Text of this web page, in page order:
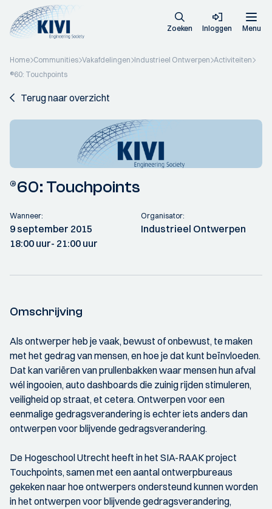
Zoeken Inloggen Menu
Home Communities Vakafdelingen Industrieel Ontwerpen Activiteiten
®60: Touchpoints
Terug naar overzicht
®60: Touchpoints
Wanneer:
9 september 2015
18:00 uur- 21:00 uur
Organisator:
Industrieel Ontwerpen
Omschrijving
Als ontwerper heb je vaak, bewust of onbewust, te maken
met het gedrag van mensen, en hoe je dat kunt beïnvloeden.
Dat kan variëren van prullenbakken waar mensen hun afval
wél ingooien, auto dashboards die zuinig rijden stimuleren,
veiligheid op straat, et cetera. Ontwerpen voor een
eenmalige gedragsverandering is echter iets anders dan
ontwerpen voor blijvende gedragsverandering.
De Hogeschool Utrecht heeft in het SIA-RAAK project
Touchpoints, samen met een aantal ontwerpbureaus
gekeken naar hoe ontwerpers ondersteund kunnen worden
in het ontwerpen voor blijvende gedragsverandering,